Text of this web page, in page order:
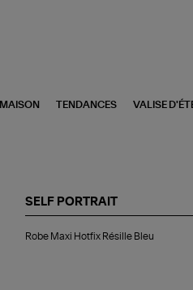
MAISON TENDANCES VALISE
SELF PORTRAIT
Maxi
Robe Maxi Hotfix Résille Bleu